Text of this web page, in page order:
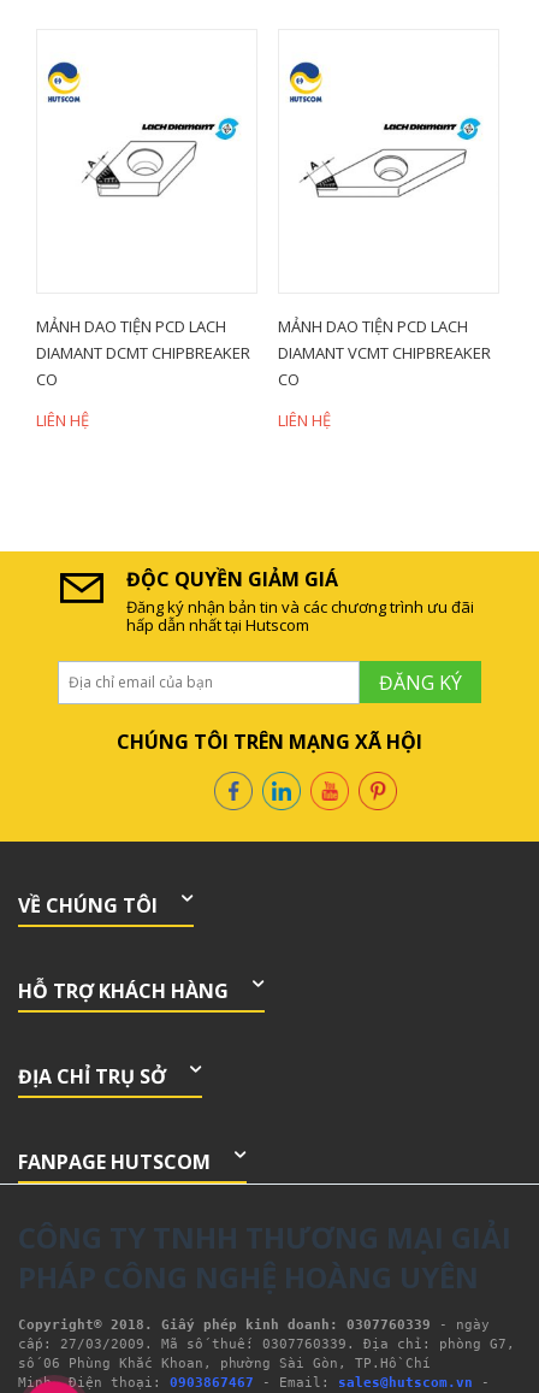
MẢNH DAO TIỆN PCD LACH
DIAMANT DCMT CHIPBREAKER
CO
LIÊN HỆ
MẢNH DAO TIỆN PCD LACH
DIAMANT VCMT CHIPBREAKER
CO
LIÊN HỆ
ĐỘC QUYỀN GIẢM GIÁ
Đăng ký nhận bản tin và các chương trình ưu đãi
hấp dẫn nhất tại Hutscom
ĐĂNG KÝ
CHÚNG TÔI TRÊN MẠNG XÃ HỘI
VỀ CHÚNG TÔI
HỖ TRỢ KHÁCH HÀNG
ĐỊA CHỈ TRỤ SỞ
FANPAGE HUTSCOM
CÔNG TY TNHH THƯƠNG MẠI GIẢI
PHÁP CÔNG NGHỆ HOÀNG UYÊN
Copyright® 2018. Giấy phép kinh doanh: 0307760339
- ngày
cấp: 27/03/2009. Mã số thuế: 0307760339. Địa chỉ: phòng G7,
số 06 Phùng Khắc Khoan, phường Sài Gòn, TP.Hồ Chí
Minh. Điện thoại: 0903867467 - Email: sales@hutscom.vn -